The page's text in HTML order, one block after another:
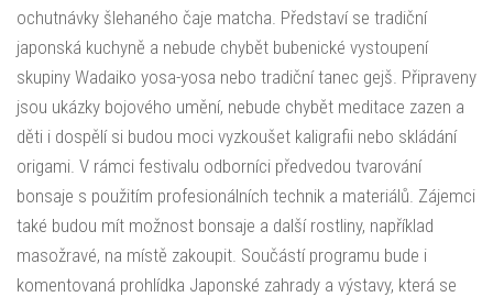
ochutnávky šlehaného čaje matcha. Představí se tradiční
japonská kuchyně a nebude chybět bubenické vystoupení
skupiny Wadaiko yosa-yosa nebo tradiční tanec gejš. Připraveny
jsou ukázky bojového umění, nebude chybět meditace zazen a
děti i dospělí si budou moci vyzkoušet kaligrafii nebo skládání
origami. V rámci festivalu odborníci předvedou tvarování
bonsaje s použitím profesionálních technik a materiálů. Zájemci
také budou mít možnost bonsaje a další rostliny, například
masožravé, na místě zakoupit. Součástí programu bude i
komentovaná prohlídka Japonské zahrady a výstavy, která se